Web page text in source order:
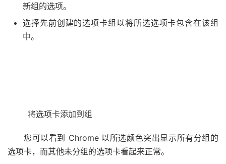
新组的选项。
选择先前创建的选项卡组以将所选选项卡包含在该组
中。
将选项卡添加到组
您可以看到 Chrome 以所选颜色突出显示所有分组的
选项卡，而其他未分组的选项卡看起来正常。